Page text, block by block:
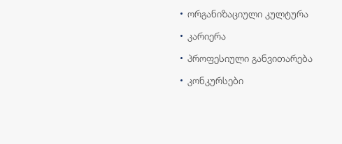
ორგანიზაციული კულტურა
კარიერა
პროფესიული განვითარება
კონკურსები